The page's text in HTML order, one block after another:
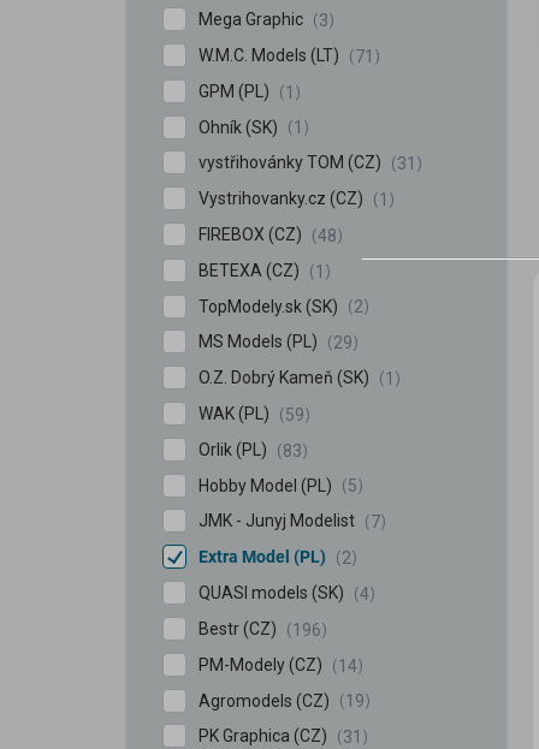
Mega Graphic
3
W.M.C. Models (LT)
71
GPM (PL)
1
Ohník (SK)
1
vystřihovánky TOM (CZ)
31
Vystrihovanky.cz (CZ)
1
FIREBOX (CZ)
48
BETEXA (CZ)
1
TopModely.sk (SK)
2
MS Models (PL)
29
O.Z. Dobrý Kameň (SK)
1
WAK (PL)
59
Orlik (PL)
83
Hobby Model (PL)
5
JMK - Junyj Modelist
7
Extra Model (PL)
2
QUASI models (SK)
4
Bestr (CZ)
196
PM-Modely (CZ)
14
Agromodels (CZ)
19
PK Graphica (CZ)
31